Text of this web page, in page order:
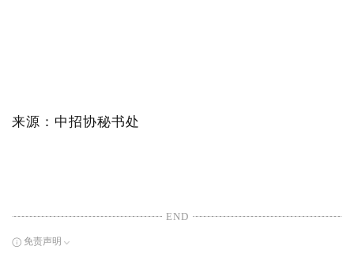
来源：中招协秘书处
END
免责声明